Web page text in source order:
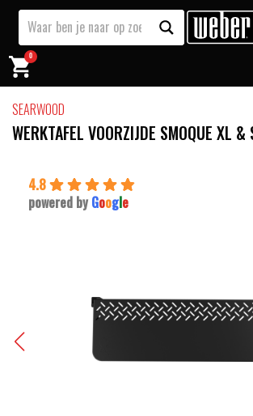
0
SEARWOOD
WERKTAFEL VOORZIJDE SMOQUE XL &
4.8
powered by Google